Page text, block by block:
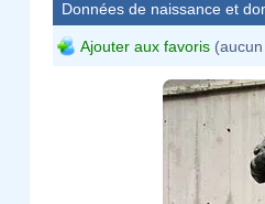
Données de naissance et
Ajouter aux favoris